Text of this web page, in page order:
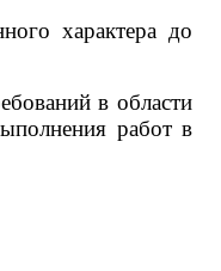
характера до
в области
работ в